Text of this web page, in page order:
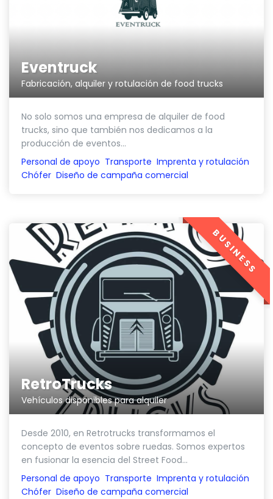
Eventruck
Fabricación, alquiler y rotulación de food trucks
No solo somos una empresa de alquiler de food
trucks, sino que también nos dedicamos a la
producción de eventos...
Personal de apoyo Transporte Imprenta y rotulación
Chófer Diseño de campaña comercial
RetroTrucks
Vehículos disponibles para alquiler
Desde 2010, en Retrotrucks transformamos el
concepto de eventos sobre ruedas. Somos expertos
en fusionar la esencia del Street Food...
Personal de apoyo Transporte Imprenta y rotulación
Chófer Diseño de campaña comercial
BUSINESS